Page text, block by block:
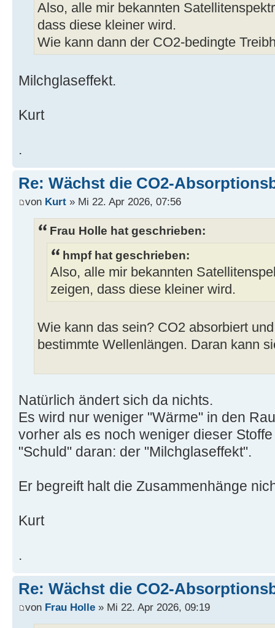
Also, alle mir bekannten
dass diese kleiner wird.
Wie kann dann der CO2-bedingte
Milchglaseffekt.
Kurt
.
Re: Wächst die CO2-
von Kurt » Mi 22. Apr 2026, 07:56
Frau Holle hat geschrieben:
hmpf hat geschrieben:
Also, alle mir bekannten
zeigen, dass diese kleiner wird.
Wie kann das sein? CO2 absorbiert
bestimmte Wellenlängen. Daran kann
Natürlich ändert sich da nichts.
Es wird nur weniger "Wärme" in den
vorher als es noch weniger dieser
"Schuld" daran: der "Milchglaseffekt".
Er begreift halt die Zusammenhänge
Kurt
.
Re: Wächst die CO2-
von Frau Holle » Mi 22. Apr 2026, 09:19